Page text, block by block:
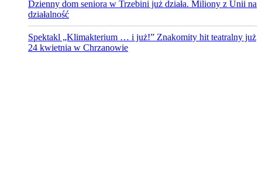
Dzienny dom seniora w Trzebini już działa. Miliony z Unii na
działalność
Spektakl „Klimakterium … i już!” Znakomity hit teatralny już
24 kwietnia w Chrzanowie